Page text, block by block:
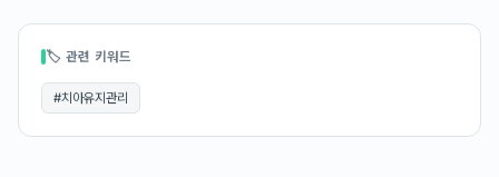
🏷 관련 키워드
#치아유지관리